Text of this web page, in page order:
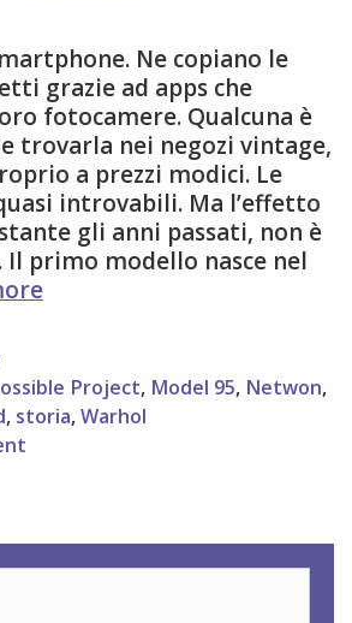
Ne copiano le
grazie ad apps che
fotocamere. Qualcuna è
trovarla nei negozi vintage,
a prezzi modici. Le
introvabili. Ma l’effetto
gli anni passati, non è
Il primo modello nasce nel
L’effetto
anniProject, Model 95, Netwon,
, storia,Warhol